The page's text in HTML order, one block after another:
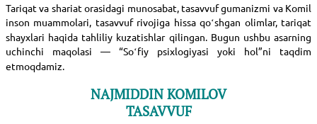
Tariqat va shariat orasidagi munosabat, tasavvuf gumanizmi va Komil
inson muammolari, tasavvuf rivojiga hissa qoʻshgan olimlar, tariqat
shayxlari haqida tahliliy kuzatishlar qilingan. Bugun ushbu asarning
uchinchi maqolasi — “Soʻfiy psixlogiyasi yoki hol”ni taqdim
etmoqdamiz.
NAJMIDDIN KOMILOV
TASAVVUF